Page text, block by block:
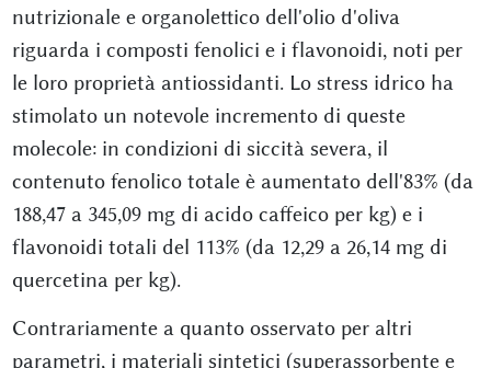
nutrizionale e organolettico dell'olio d'oliva
riguarda i composti fenolici e i flavonoidi, noti per
le loro proprietà antiossidanti. Lo stress idrico ha
stimolato un notevole incremento di queste
molecole: in condizioni di siccità severa, il
contenuto fenolico totale è aumentato dell'83% (da
188,47 a 345,09 mg di acido caffeico per kg) e i
flavonoidi totali del 113% (da 12,29 a 26,14 mg di
quercetina per kg).
Contrariamente a quanto osservato per altri
parametri, i materiali sintetici (superassorbente e